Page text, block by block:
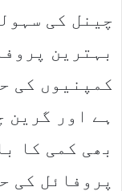
چینل کی
بہترین
کمپنیوں کی
ہے اور گرین
بھی کمی کا
پروفائل کی